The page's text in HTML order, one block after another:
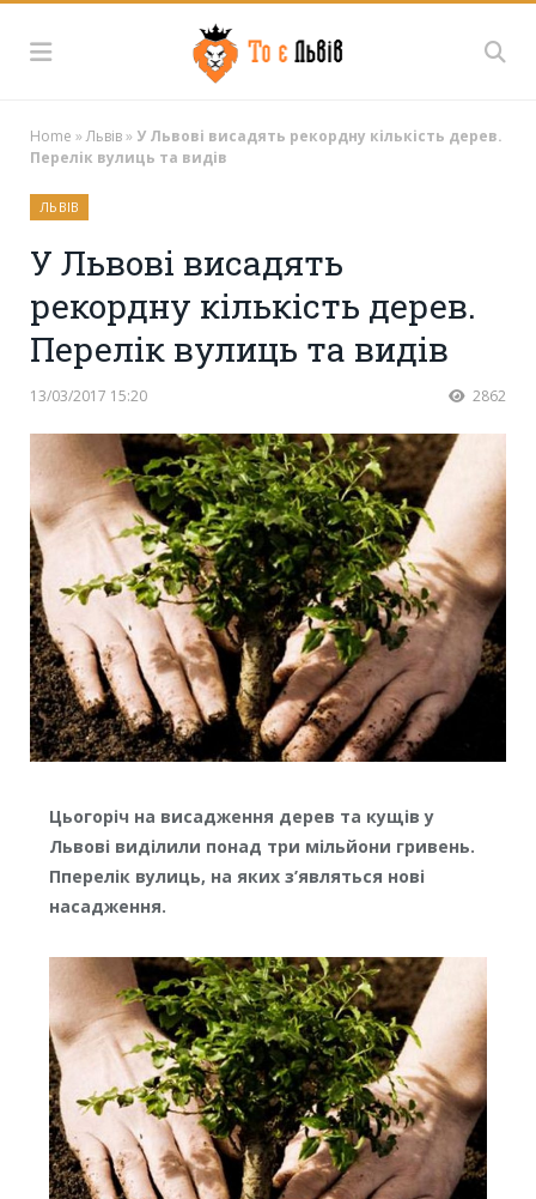
Home »Львів» У Львові висадять рекордну кількість дерев.
Перелік вулиць та видів
ЛЬВІВ
У Львові висадять
рекордну кількість дерев.
Перелік вулиць та видів
13/03/2017 15:20 2862
Цьогоріч на висадження дерев та кущів у
Львові виділили понад три мільйони гривень.
Пперелік вулиць, на яких з’являться нові
насадження.